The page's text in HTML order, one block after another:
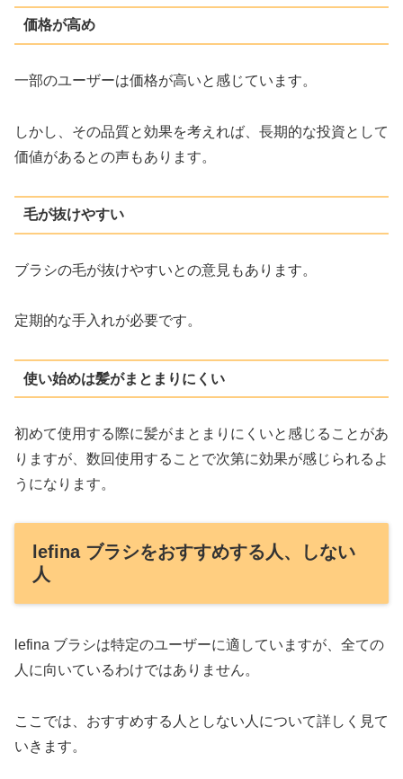
価格が高め
一部のユーザーは価格が高いと感じています。
しかし、その品質と効果を考えれば、長期的な投資として
価値があるとの声もあります。
毛が抜けやすい
ブラシの毛が抜けやすいとの意見もあります。
定期的な手入れが必要です。
使い始めは髪がまとまりにくい
初めて使用する際に髪がまとまりにくいと感じることがあ
りますが、数回使用することで次第に効果が感じられるよ
うになります。
lefina ブラシをおすすめする人、しない
人
lefina ブラシは特定のユーザーに適していますが、全ての
人に向いているわけではありません。
ここでは、おすすめする人としない人について詳しく見て
いきます。